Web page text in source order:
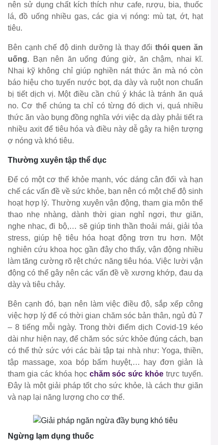
nên sử dụng chất kích thích như cafe, rượu, bia, thuốc
lá, đồ uống nhiều gas, các gia vị nóng: mù tạt, ớt, hạt
tiêu.
Bên cạnh chế độ dinh dưỡng là thay đổi thói quen ăn
uống. Bạn nên ăn uống đúng giờ, ăn chậm, nhai kĩ.
Nhai kỹ không chỉ giúp nghiền nát thức ăn mà nó còn
báo hiệu cho tuyến nước bọt, dạ dày và ruột non chuẩn
bị tiết dịch vị. Một điều cần chú ý khác là tránh ăn quá
no. Cơ thể chúng ta chỉ có từng đó dịch vị, quá nhiều
thức ăn vào bụng đồng nghĩa với việc dạ dày phải tiết ra
nhiều axit để tiêu hóa và điều này dễ gây ra hiện tượng
ợ nóng và khó tiêu.
Thường xuyên tập thể dục
Để có một cơ thể khỏe mạnh, vóc dáng cân đối và hạn
chế các vấn đề về sức khỏe, bạn nên có một chế độ sinh
hoạt hợp lý. Thường xuyên vận động, tham gia môn thể
thao nhẹ nhàng, dành thời gian nghỉ ngơi, thư giãn,
nghe nhạc, đi bộ,… sẽ giúp tinh thần thoải mái, giải tỏa
stress, giúp hệ tiêu hóa hoạt động trơn tru hơn. Một
nghiên cứu khoa học gần đây cho thấy, vận động nhiều
làm tăng cường rõ rệt chức năng tiêu hóa. Việc lười vận
động có thể gây nên các vấn đề về xương khớp, đau dạ
dày và tiêu chảy.
Bên cạnh đó, bạn nên làm việc điều độ, sắp xếp công
việc hợp lý để có thời gian chăm sóc bản thân, ngủ đủ 7
– 8 tiếng mỗi ngày. Trong thời điểm dịch Covid-19 kéo
dài như hiện nay, để chăm sóc sức khỏe đúng cách, bạn
có thể thử sức với các bài tập tại nhà như: Yoga, thiền,
tập massage, xoa bóp bấm huyệt,… hay đơn giản là
tham gia các khóa họcchăm sóc sức khỏe trực tuyến.
Đây là một giải pháp tốt cho sức khỏe, là cách thư giãn
và nạp lại năng lượng cho cơ thể.
Ngừng lạm dụng thuốc